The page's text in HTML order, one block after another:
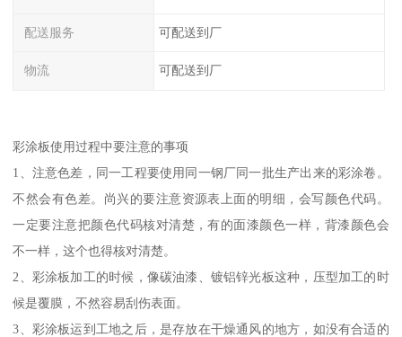
配送服务 可配送到厂
物流 可配送到厂
彩涂板使用过程中要注意的事项
1、注意色差，同一工程要使用同一钢厂同一批生产出来的彩涂卷。
不然会有色差。尚兴的要注意资源表上面的明细，会写颜色代码。
一定要注意把颜色代码核对清楚，有的面漆颜色一样，背漆颜色会
不一样，这个也得核对清楚。
2、彩涂板加工的时候，像碳油漆、镀铝锌光板这种，压型加工的时
候是覆膜，不然容易刮伤表面。
3、彩涂板运到工地之后，是存放在干燥通风的地方，如没有合适的